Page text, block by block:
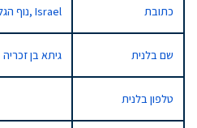
כתובת נוף הגליל, Israel
שם בלנית גיתא בן זכריה
טלפון בלנית